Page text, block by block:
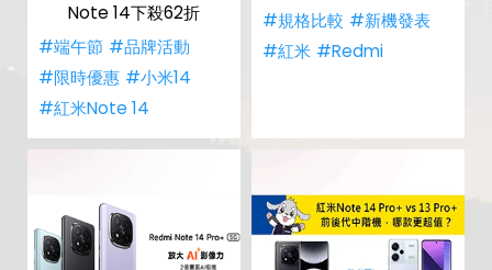
Note 14下殺62折
#端午節 #品牌活動
#限時優惠 #小米14
#紅米Note 14
#規格比較 #新機發表
#紅米 #Redmi